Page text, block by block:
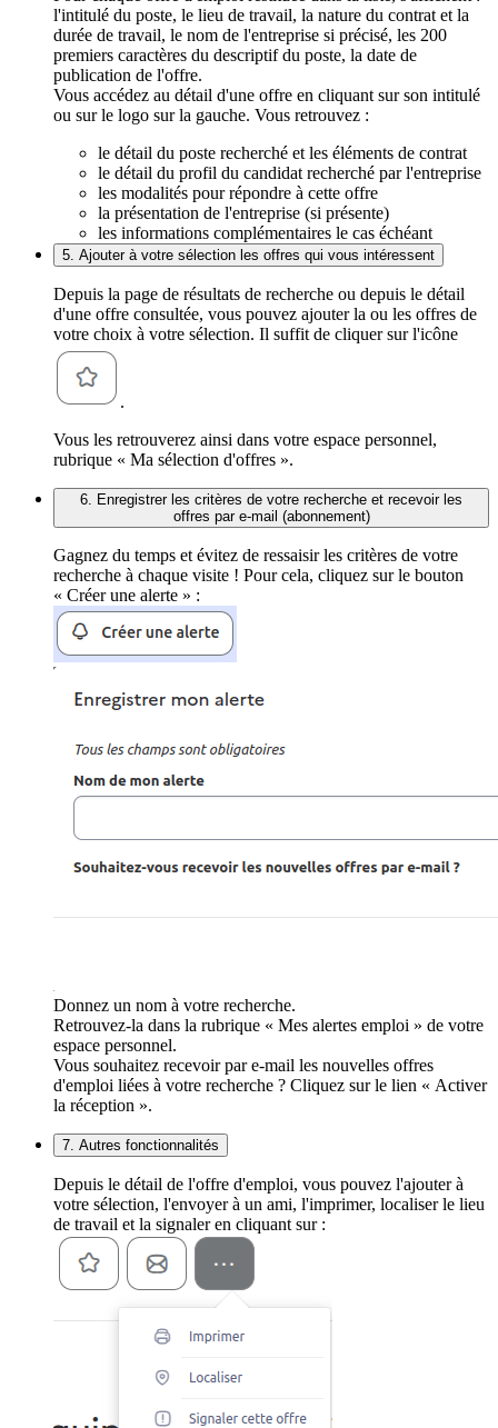
l'intitulé du poste, le lieu de travail, la nature du contrat et la
durée de travail, le nom de l'entreprise si précisé, les 200
premiers caractères du descriptif du poste, la date de
publication de l'offre.
Vous accédez au détail d'une offre en cliquant sur son intitulé
ou sur le logo sur la gauche. Vous retrouvez :
le détail du poste recherché et les éléments de contrat
le détail du profil du candidat recherché par l'entreprise
les modalités pour répondre à cette offre
la présentation de l'entreprise (si présente)
les informations complémentaires le cas échéant
5. Ajouter à votre sélection les offres qui vous intéressent
Depuis la page de résultats de recherche ou depuis le détail
d'une offre consultée, vous pouvez ajouter la ou les offres de
votre choix à votre sélection. Il suffit de cliquer sur l'icône
.
Vous les retrouverez ainsi dans votre espace personnel,
rubrique « Ma sélection d'offres ».
6. Enregistrer les critères de votre recherche et recevoir les
offres par e-mail (abonnement)
Gagnez du temps et évitez de ressaisir les critères de votre
recherche à chaque visite ! Pour cela, cliquez sur le bouton
« Créer une alerte » :
Donnez un nom à votre recherche.
Retrouvez-la dans la rubrique « Mes alertes emploi » de votre
espace personnel.
Vous souhaitez recevoir par e-mail les nouvelles offres
d'emploi liées à votre recherche ? Cliquez sur le lien « Activer
la réception ».
7. Autres fonctionnalités
Depuis le détail de l'offre d'emploi, vous pouvez l'ajouter à
votre sélection, l'envoyer à un ami, l'imprimer, localiser le lieu
de travail et la signaler en cliquant sur :